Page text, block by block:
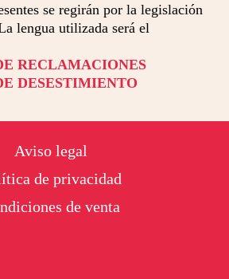
se regirán por la legislación
lengua utilizada será el
RECLAMACIONES
DESESTIMIENTO
Aviso legal
de privacidad
de venta